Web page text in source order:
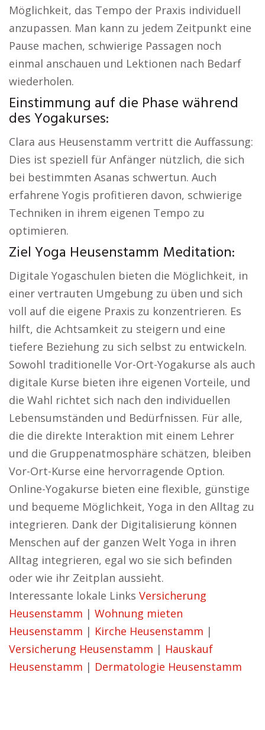
Möglichkeit, das Tempo der Praxis individuell
anzupassen. Man kann zu jedem Zeitpunkt eine
Pause machen, schwierige Passagen noch
einmal anschauen und Lektionen nach Bedarf
wiederholen.
Einstimmung auf die Phase während
des Yogakurses:
Clara aus Heusenstamm vertritt die Auffassung:
Dies ist speziell für Anfänger nützlich, die sich
bei bestimmten Asanas schwertun. Auch
erfahrene Yogis profitieren davon, schwierige
Techniken in ihrem eigenen Tempo zu
optimieren.
Ziel Yoga Heusenstamm Meditation:
Digitale Yogaschulen bieten die Möglichkeit, in
einer vertrauten Umgebung zu üben und sich
voll auf die eigene Praxis zu konzentrieren. Es
hilft, die Achtsamkeit zu steigern und eine
tiefere Beziehung zu sich selbst zu entwickeln.
Sowohl traditionelle Vor-Ort-Yogakurse als auch
digitale Kurse bieten ihre eigenen Vorteile, und
die Wahl richtet sich nach den individuellen
Lebensumständen und Bedürfnissen. Für alle,
die die direkte Interaktion mit einem Lehrer
und die Gruppenatmosphäre schätzen, bleiben
Vor-Ort-Kurse eine hervorragende Option.
Online-Yogakurse bieten eine flexible, günstige
und bequeme Möglichkeit, Yoga in den Alltag zu
integrieren. Dank der Digitalisierung können
Menschen auf der ganzen Welt Yoga in ihren
Alltag integrieren, egal wo sie sich befinden
oder wie ihr Zeitplan aussieht.
Interessante lokale Links Versicherung
Heusenstamm | Wohnung mieten
Heusenstamm | Kirche Heusenstamm |
Versicherung Heusenstamm | Hauskauf
Heusenstamm | Dermatologie Heusenstamm